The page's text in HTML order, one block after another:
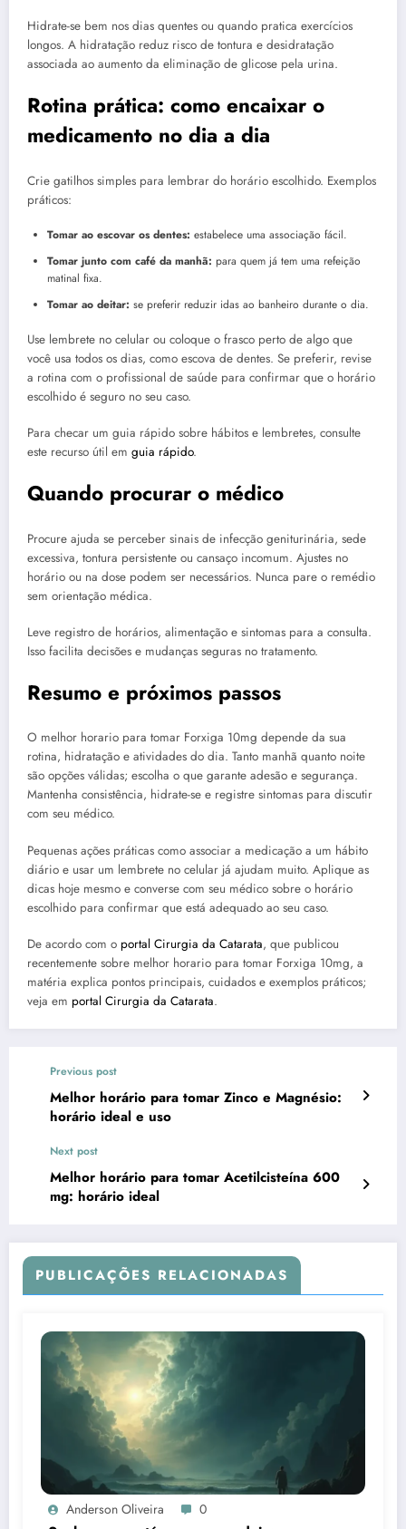
Hidrate-se bem nos dias quentes ou quando pratica exercícios
longos. A hidratação reduz risco de tontura e desidratação
associada ao aumento da eliminação de glicose pela urina.
Rotina prática: como encaixar o
medicamento no dia a dia
Crie gatilhos simples para lembrar do horário escolhido. Exemplos
práticos:
Tomar ao escovar os dentes: estabelece uma associação fácil.
Tomar junto com café da manhã: para quem já tem uma refeição
matinal fixa.
Tomar ao deitar: se preferir reduzir idas ao banheiro durante o dia.
Use lembrete no celular ou coloque o frasco perto de algo que
você usa todos os dias, como escova de dentes. Se preferir, revise
a rotina com o profissional de saúde para confirmar que o horário
escolhido é seguro no seu caso.
Para checar um guia rápido sobre hábitos e lembretes, consulte
este recurso útil em guia rápido.
Quando procurar o médico
Procure ajuda se perceber sinais de infecção geniturinária, sede
excessiva, tontura persistente ou cansaço incomum. Ajustes no
horário ou na dose podem ser necessários. Nunca pare o remédio
sem orientação médica.
Leve registro de horários, alimentação e sintomas para a consulta.
Isso facilita decisões e mudanças seguras no tratamento.
Resumo e próximos passos
O melhor horario para tomar Forxiga 10mg depende da sua
rotina, hidratação e atividades do dia. Tanto manhã quanto noite
são opções válidas; escolha o que garante adesão e segurança.
Mantenha consistência, hidrate-se e registre sintomas para discutir
com seu médico.
Pequenas ações práticas como associar a medicação a um hábito
diário e usar um lembrete no celular já ajudam muito. Aplique as
dicas hoje mesmo e converse com seu médico sobre o horário
escolhido para confirmar que está adequado ao seu caso.
De acordo com o portal Cirurgia da Catarata, que publicou
recentemente sobre melhor horario para tomar Forxiga 10mg, a
matéria explica pontos principais, cuidados e exemplos práticos;
veja em portal Cirurgia da Catarata.
Previous post
Melhor horário para tomar Zinco e Magnésio:
horário ideal e uso
Next post
Melhor horário para tomar Acetilcisteína 600
mg: horário ideal
PUBLICAÇÕES RELACIONADAS
Anderson Oliveira 0